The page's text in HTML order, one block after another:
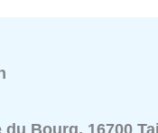
du Bourg, 16700